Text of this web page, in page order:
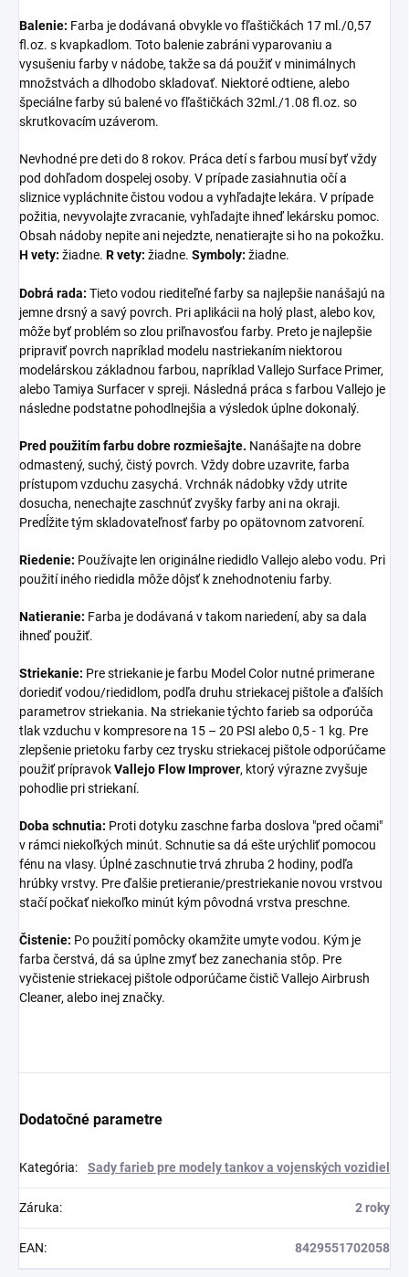
Balenie: Farba je dodávaná obvykle vo fľaštičkách 17 ml./0,57
fl.oz. s kvapkadlom. Toto balenie zabráni vyparovaniu a
vysušeniu farby v nádobe, takže sa dá použiť v minimálnych
množstvách a dlhodobo skladovať. Niektoré odtiene, alebo
špeciálne farby sú balené vo fľaštičkách 32ml./1.08 fl.oz. so
skrutkovacím uzáverom.
Nevhodné pre deti do 8 rokov. Práca detí s farbou musí byť vždy
pod dohľadom dospelej osoby. V prípade zasiahnutia očí a
sliznice vypláchnite čistou vodou a vyhľadajte lekára. V prípade
požitia, nevyvolajte zvracanie, vyhľadajte ihneď lekársku pomoc.
Obsah nádoby nepite ani nejedzte, nenatierajte si ho na pokožku.
H vety: žiadne. R vety: žiadne. Symboly: žiadne.
Dobrá rada: Tieto vodou riediteľné farby sa najlepšie nanášajú na
jemne drsný a savý povrch. Pri aplikácii na holý plast, alebo kov,
môže byť problém so zlou priľnavosťou farby. Preto je najlepšie
pripraviť povrch napríklad modelu nastriekaním niektorou
modelárskou základnou farbou, napríklad Vallejo Surface Primer,
alebo Tamiya Surfacer v spreji. Následná práca s farbou Vallejo je
následne podstatne pohodlnejšia a výsledok úplne dokonalý.
Pred použitím farbu dobre rozmiešajte. Nanášajte na dobre
odmastený, suchý, čistý povrch. Vždy dobre uzavrite, farba
prístupom vzduchu zasychá. Vrchnák nádobky vždy utrite
dosucha, nenechajte zaschnúť zvyšky farby ani na okraji.
Predĺžite tým skladovateľnosť farby po opätovnom zatvorení.
Riedenie: Používajte len originálne riedidlo Vallejo alebo vodu. Pri
použití iného riedidla môže dôjsť k znehodnoteniu farby.
Natieranie: Farba je dodávaná v takom nariedení, aby sa dala
ihneď použiť.
Striekanie: Pre striekanie je farbu Model Color nutné primerane
doriediť vodou/riedidlom, podľa druhu striekacej pištole a ďalších
parametrov striekania. Na striekanie týchto farieb sa odporúča
tlak vzduchu v kompresore na 15 – 20 PSI alebo 0,5 - 1 kg. Pre
zlepšenie prietoku farby cez trysku striekacej pištole odporúčame
použiť prípravokVallejo Flow Improver, ktorý výrazne zvyšuje
pohodlie pri striekaní.
Doba schnutia: Proti dotyku zaschne farba doslova "pred očami"
v rámci niekoľkých minút. Schnutie sa dá ešte urýchliť pomocou
fénu na vlasy. Úplné zaschnutie trvá zhruba 2 hodiny, podľa
hrúbky vrstvy. Pre ďalšie pretieranie/prestriekanie novou vrstvou
stačí počkať niekoľko minút kým pôvodná vrstva preschne.
Čistenie: Po použití pomôcky okamžite umyte vodou. Kým je
farba čerstvá, dá sa úplne zmyť bez zanechania stôp. Pre
vyčistenie striekacej pištole odporúčame čistič Vallejo Airbrush
Cleaner, alebo inej značky.
Dodatočné parametre
Kategória: Sady farieb pre modely tankov a vojenských vozidiel
Záruka: 2 roky
EAN: 8429551702058